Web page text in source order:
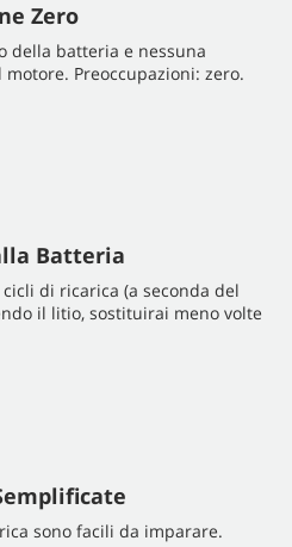
Zero
della batteria e nessuna
Preoccupazioni: zero.
Batteria
cicli di ricarica (a seconda del
il litio, sostituirai meno volte
sono facili da imparare.